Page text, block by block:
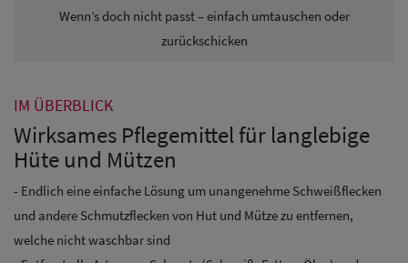
Herren
Snapback Caps
Wenn’s doch nicht passt – einfach umtauschen oder
zurückschicken
IM ÜBERBLICK
Wirksames Pflegemittel für langlebige
Hüte und Mützen
- Endlich eine einfache Lösung um unangenehme Schweißflecken
und andere Schmutzflecken von Hut und Mütze zu entfernen,
welche nicht waschbar sind